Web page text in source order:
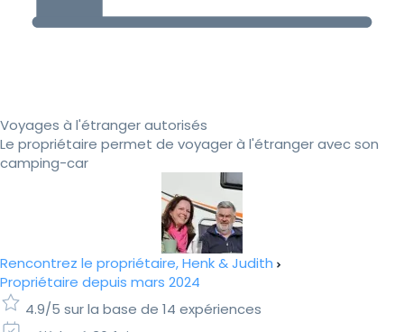
Voyages à l'étranger autorisés
Le propriétaire permet de voyager à l'étranger avec son
camping-car
Rencontrez le propriétaire, Henk & Judith
Propriétaire depuis mars 2024
4.9/5 sur la base de 14 expériences